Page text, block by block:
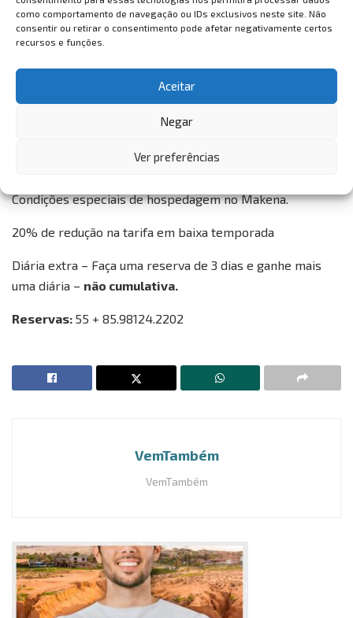
como comportamento de navegação ou IDs exclusivos neste site. Não
consentir ou retirar o consentimento pode afetar negativamente certos
recursos e funções.
Aceitar
Negar
Ver preferências
por uma charmosa piscina, cadeiras preguiçosas e bar. Os
hóspedes também podem usufruir de estrututa na praia,
atendentes sempre dispostos a servir, pedalar pela areia
com fat bikes super modernas ou praticar stand up.
Que tal permitir-se a um momento Makena?
Condições especiais de hospedagem no Makena.
20% de redução na tarifa em baixa temporada
Diária extra – Faça uma reserva de 3 dias e ganhe mais
uma diária – não cumulativa.
Reservas: 55 + 85.98124.2202
VemTambém
VemTambém